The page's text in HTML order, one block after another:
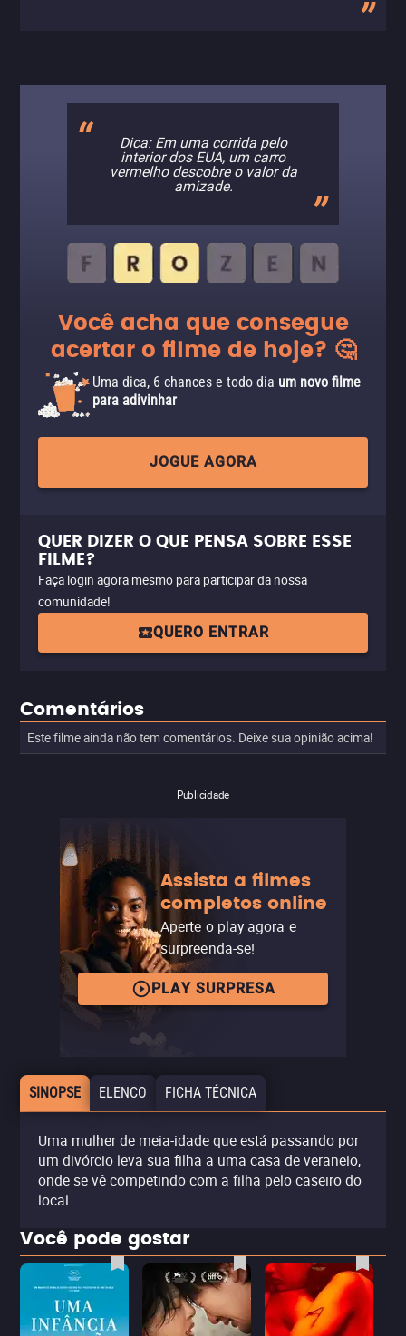
Dica: Em uma corrida pelo
interior dos EUA, um carro
vermelho descobre o valor da
amizade.
Você acha que consegue
acertar o filme de hoje? 🤔
Uma dica, 6 chances e todo dia um novo filme
para adivinhar
JOGUE AGORA
QUER DIZER O QUE PENSA SOBRE ESSE
FILME?
Faça login agora mesmo para participar da nossa
comunidade!
QUERO ENTRAR
Comentários
Este filme ainda não tem comentários. Deixe sua opinião acima!
Publicidade
Assista a filmes
completos online
Aperte o play agora e
surpreenda-se!
PLAY SURPRESA
SINOPSE ELENCO FICHA TÉCNICA
Uma mulher de meia-idade que está passando por
um divórcio leva sua filha a uma casa de veraneio,
onde se vê competindo com a filha pelo caseiro do
local.
Você pode gostar